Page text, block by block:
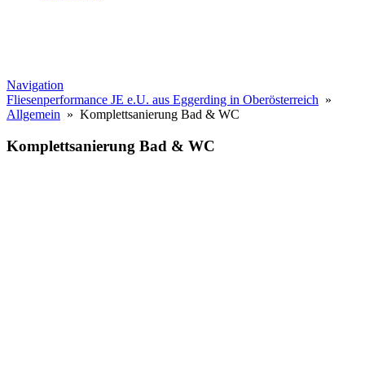
Navigation
Fliesenperformance JE e.U. aus Eggerding in Oberösterreich »
Allgemein » Komplettsanierung Bad & WC
Komplettsanierung Bad & WC